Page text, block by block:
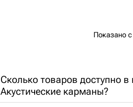
Показано
Сколько товаров доступно в
Акустические карманы?